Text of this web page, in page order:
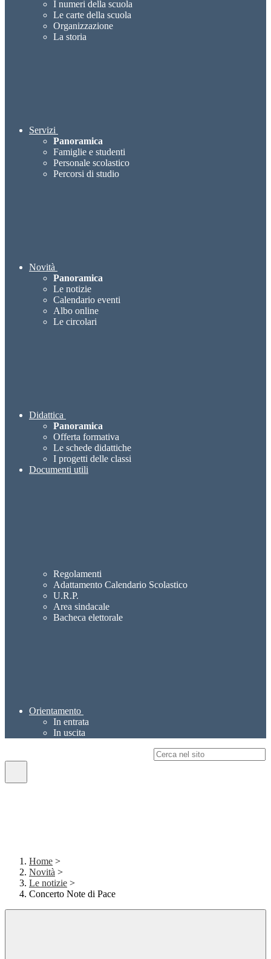
I numeri della scuola
Le carte della scuola
Organizzazione
La storia
Servizi
Panoramica
Famiglie e studenti
Personale scolastico
Percorsi di studio
Novità
Panoramica
Le notizie
Calendario eventi
Albo online
Le circolari
Didattica
Panoramica
Offerta formativa
Le schede didattiche
I progetti delle classi
Documenti utili
Regolamenti
Adattamento Calendario Scolastico
U.R.P.
Area sindacale
Bacheca elettorale
Orientamento
In entrata
In uscita
Home >
Novità >
Le notizie >
Concerto Note di Pace